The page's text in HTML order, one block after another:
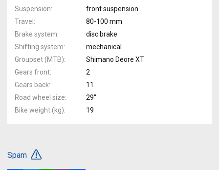
Suspension
front suspension
Travel
80-100 mm
Brake system
disc brake
Shifting system
mechanical
Groupset (MTB)
Shimano Deore XT
Gears front
2
Gears back
11
Road wheel size
29"
Bike weight (kg)
19
Spam